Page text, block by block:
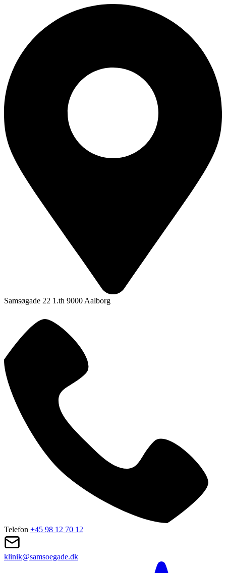
Samsøgade 22 1.th 9000 Aalborg
Telefon +45 98 12 70 12
klinik@samsoegade.dk